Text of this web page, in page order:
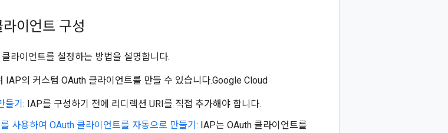
이언트 구성
라이언트를 설정하는 방법을 설명합니다.
IAP의 커스텀 OAuth 클라이언트를 만들 수 있습니다.Google Cloud
들기 : IAP를 구성하기 전에 리디렉션 URI를 직접 추가해야 합니다.
사용하여 OAuth 클라이언트를 자동으로 만들기 : IAP는 OAuth 클라이언트를